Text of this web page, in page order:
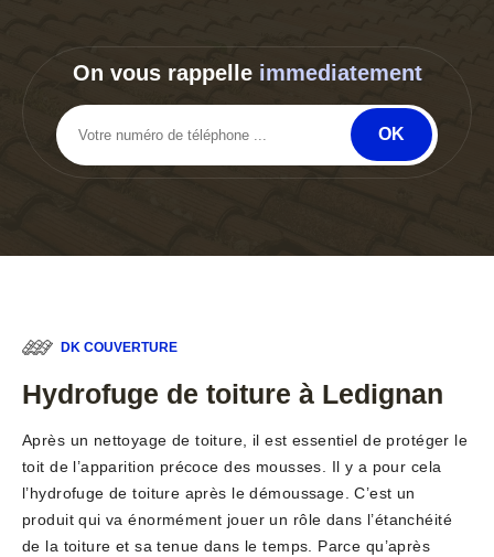
On vous rappelle immediatement
DK COUVERTURE
Hydrofuge de toiture à Ledignan
Après un nettoyage de toiture, il est essentiel de protéger le
toit de l’apparition précoce des mousses. Il y a pour cela
l’hydrofuge de toiture après le démoussage. C’est un
produit qui va énormément jouer un rôle dans l’étanchéité
de la toiture et sa tenue dans le temps. Parce qu’après